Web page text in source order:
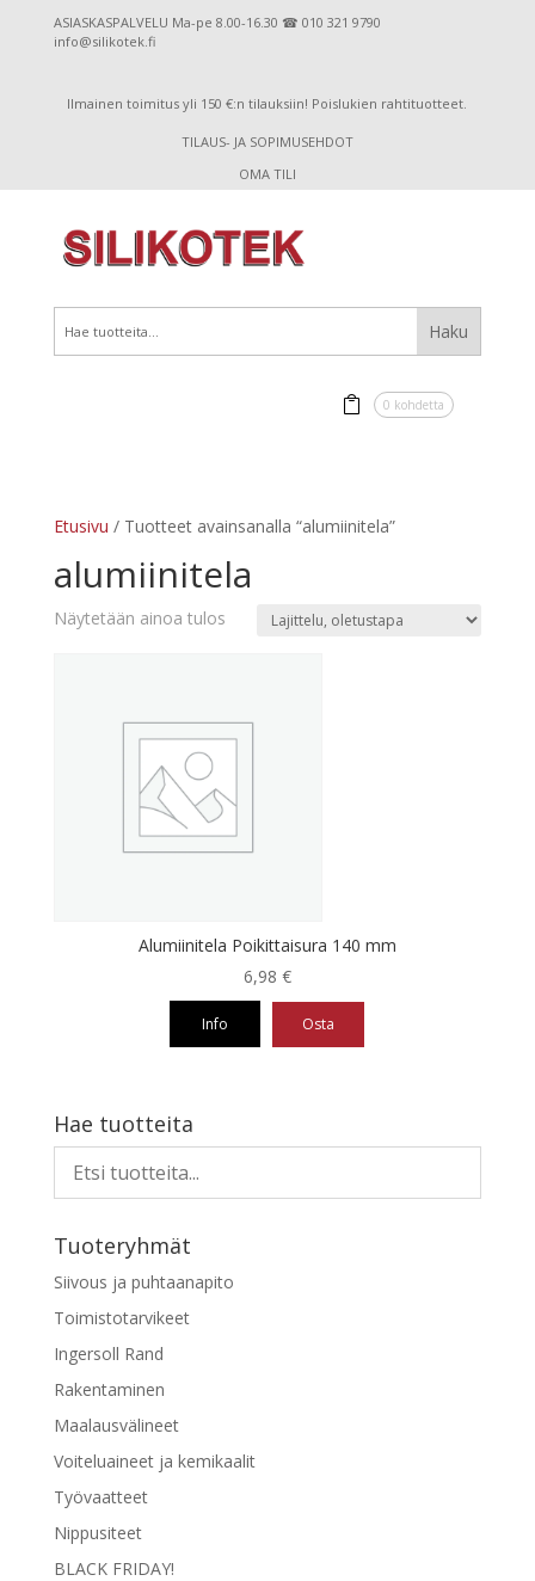
ASIASKASPALVELU Ma-pe 8.00-16.30 ☎ 010 321 9790
info@silikotek.fi
Ilmainen toimitus yli 150 €:n tilauksiin! Poislukien rahtituotteet.
TILAUS- JA SOPIMUSEHDOT
OMA TILI
0 kohdetta
Etusivu / Tuotteet avainsanalla “alumiinitela”
alumiinitela
Näytetään ainoa tulos
Alumiinitela Poikittaisura 140 mm
6,98 €
Info Osta
Hae tuotteita
Tuoteryhmät
Siivous ja puhtaanapito
Toimistotarvikeet
Ingersoll Rand
Rakentaminen
Maalausvälineet
Voiteluaineet ja kemikaalit
Työvaatteet
Nippusiteet
BLACK FRIDAY!